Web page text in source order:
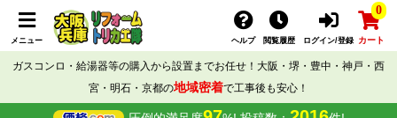
メニュー ヘルプ 閲覧履歴 ログイン/登録
0
カート
ガスコンロ・給湯器等の購入から設置までお任せ！大阪・堺・豊中・神戸・西
宮・明石・京都の地域密着で工事後も安心！